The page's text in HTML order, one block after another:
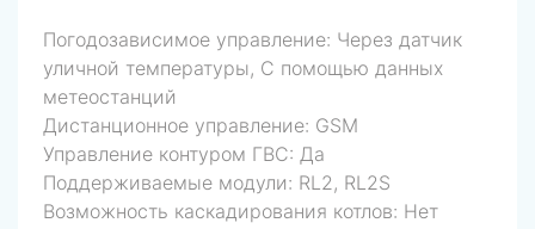
Погодозависимое управление: Через датчик
уличной температуры, С помощью данных
метеостанций
Дистанционное управление: GSM
Управление контуром ГВС: Да
Поддерживаемые модули: RL2, RL2S
Возможность каскадирования котлов: Нет